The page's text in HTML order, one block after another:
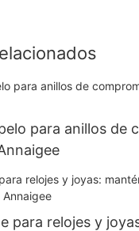
para anillos de
para relojes y